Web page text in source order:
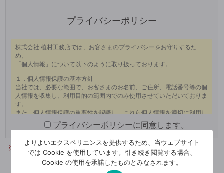
プライバシーポリシー
プライバシーポリシーに同意します。
※確認画面はございません。今一度、入力内容をご確認く
ださい。
よりよいエクスペリエンスを提供するため、当ウェブサイト
では Cookie を使用しています。引き続き閲覧する場合、
Cookie の使用を承諾したものとみなされます。